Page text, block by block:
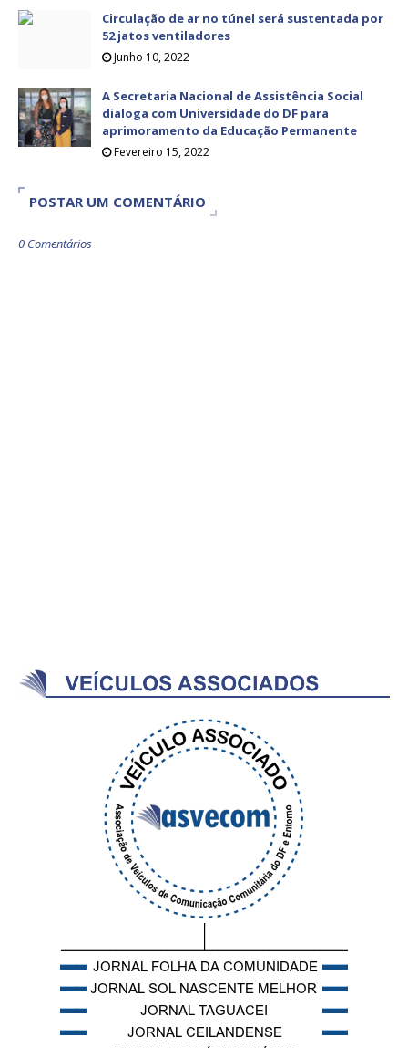
Circulação de ar no túnel será sustentada por
52 jatos ventiladores
Junho 10, 2022
A Secretaria Nacional de Assistência Social
dialoga com Universidade do DF para
aprimoramento da Educação Permanente
Fevereiro 15, 2022
POSTAR UM COMENTÁRIO
0 Comentários